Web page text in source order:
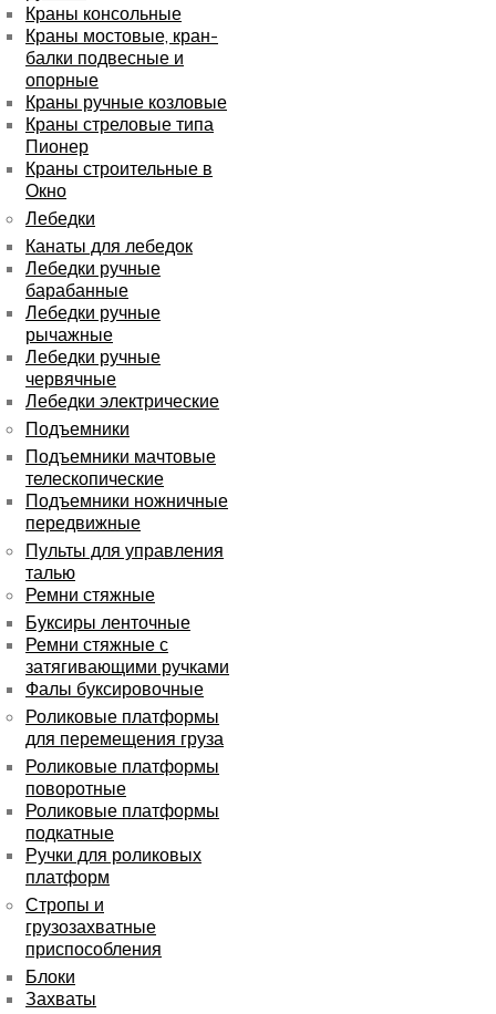
Краны консольные
Краны мостовые, кран-
балки подвесные и
опорные
Краны ручные козловые
Краны стреловые типа
Пионер
Краны строительные в
Окно
Лебедки
Канаты для лебедок
Лебедки ручные
барабанные
Лебедки ручные
рычажные
Лебедки ручные
червячные
Лебедки электрические
Подъемники
Подъемники мачтовые
телескопические
Подъемники ножничные
передвижные
Пульты для управления
талью
Ремни стяжные
Буксиры ленточные
Ремни стяжные с
затягивающими ручками
Фалы буксировочные
Роликовые платформы
для перемещения груза
Роликовые платформы
поворотные
Роликовые платформы
подкатные
Ручки для роликовых
платформ
Стропы и
грузозахватные
приспособления
Блоки
Захваты